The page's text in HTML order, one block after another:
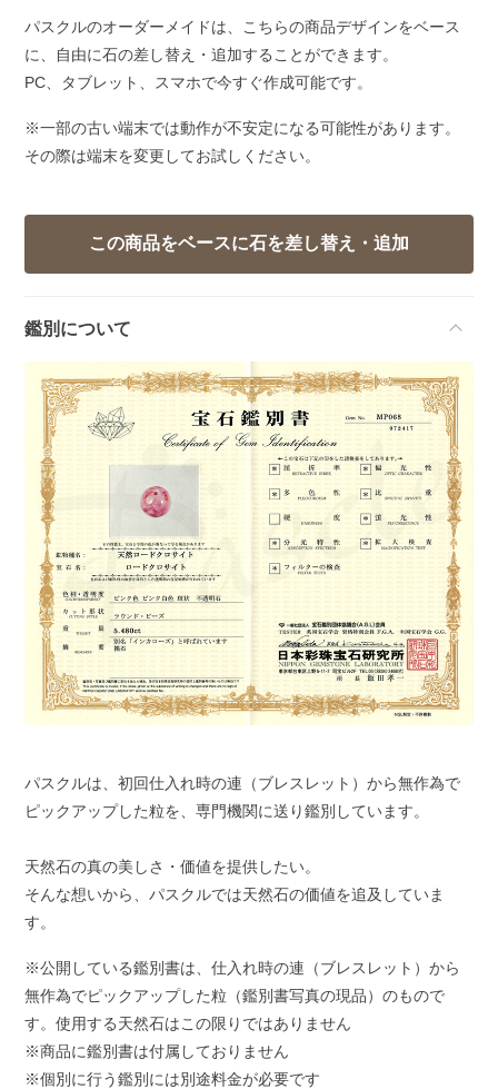
パスクルのオーダーメイドは、こちらの商品デザインをベース
に、自由に石の差し替え・追加することができます。
PC、タブレット、スマホで今すぐ作成可能です。
※一部の古い端末では動作が不安定になる可能性があります。
その際は端末を変更してお試しください。
鑑別について
パスクルは、初回仕入れ時の連（ブレスレット）から無作為で
ピックアップした粒を、専門機関に送り鑑別しています。
天然石の真の美しさ・価値を提供したい。
そんな想いから、パスクルでは天然石の価値を追及していま
す。
※公開している鑑別書は、仕入れ時の連（ブレスレット）から
無作為でピックアップした粒（鑑別書写真の現品）のもので
す。使用する天然石はこの限りではありません
※商品に鑑別書は付属しておりません
※個別に行う鑑別には別途料金が必要です